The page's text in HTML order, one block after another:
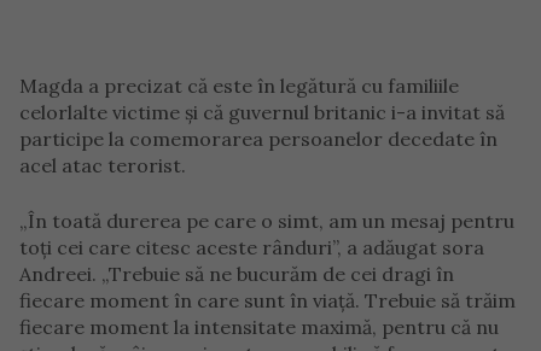
Magda a precizat că este în legătură cu familiile
celorlalte victime și că guvernul britanic i-a invitat să
participe la comemorarea persoanelor decedate în
acel atac terorist.
„În toată durerea pe care o simt, am un mesaj pentru
toți cei care citesc aceste rânduri”, a adăugat sora
Andreei. „Trebuie să ne bucurăm de cei dragi în
fiecare moment în care sunt în viață. Trebuie să trăim
fiecare moment la intensitate maximă, pentru că nu